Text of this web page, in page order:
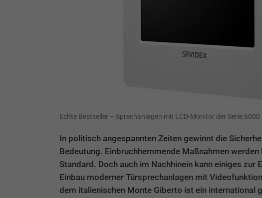
Echte Bestseller – Sprechanlagen mit LCD-Monitor der Serie 6000
In politisch angespannten Zeiten gewinnt die
Bedeutung. Einbruchhemmende Maßnahmen
Standard. Doch auch im Nachhinein kann einiges zur
Einbau moderner Türsprechanlagen mit
dem italienischen Monte Giberto ist ein international